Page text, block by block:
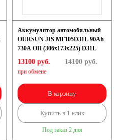
Аккумулятор автомобильный
OURSUN JIS MF105D31L 90Ah
730А ОП (306х173х225) D31L
13100 руб.
при обмене
14100руб.
В корзину
Купить в 1 клик
Под заказ 2 дня